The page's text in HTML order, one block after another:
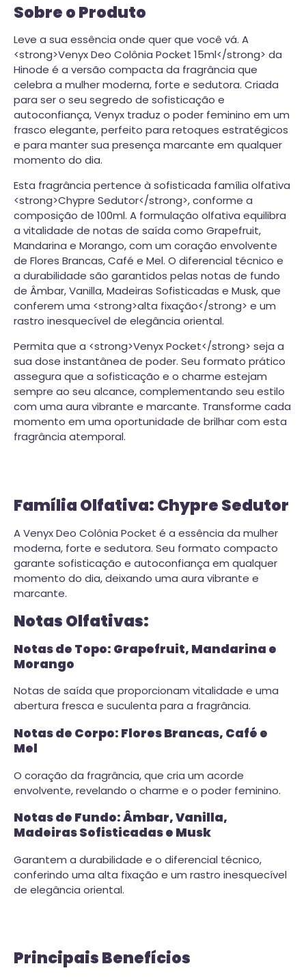
Sobre o Produto
Leve a sua essência onde quer que você vá. A
<strong>Venyx Deo Colônia Pocket 15ml</strong> da
Hinode é a versão compacta da fragrância que
celebra a mulher moderna, forte e sedutora. Criada
para ser o seu segredo de sofisticação e
autoconfiança, Venyx traduz o poder feminino em um
frasco elegante, perfeito para retoques estratégicos
e para manter sua presença marcante em qualquer
momento do dia.
Esta fragrância pertence à sofisticada família olfativa
<strong>Chypre Sedutor</strong>, conforme a
composição de 100ml. A formulação olfativa equilibra
a vitalidade de notas de saída como Grapefruit,
Mandarina e Morango, com um coração envolvente
de Flores Brancas, Café e Mel. O diferencial técnico e
a durabilidade são garantidos pelas notas de fundo
de Âmbar, Vanilla, Madeiras Sofisticadas e Musk, que
conferem uma <strong>alta fixação</strong> e um
rastro inesquecível de elegância oriental.
Permita que a <strong>Venyx Pocket</strong> seja a
sua dose instantânea de poder. Seu formato prático
assegura que a sofisticação e o charme estejam
sempre ao seu alcance, complementando seu estilo
com uma aura vibrante e marcante. Transforme cada
momento em uma oportunidade de brilhar com esta
fragrância atemporal.
Família Olfativa: Chypre Sedutor
A Venyx Deo Colônia Pocket é a essência da mulher
moderna, forte e sedutora. Seu formato compacto
garante sofisticação e autoconfiança em qualquer
momento do dia, deixando uma aura vibrante e
marcante.
Notas Olfativas:
Notas de Topo: Grapefruit, Mandarina e
Morango
Notas de saída que proporcionam vitalidade e uma
abertura fresca e suculenta para a fragrância.
Notas de Corpo: Flores Brancas, Café e
Mel
O coração da fragrância, que cria um acorde
envolvente, revelando o charme e o poder feminino.
Notas de Fundo: Âmbar, Vanilla,
Madeiras Sofisticadas e Musk
Garantem a durabilidade e o diferencial técnico,
conferindo uma alta fixação e um rastro inesquecível
de elegância oriental.
Principais Benefícios